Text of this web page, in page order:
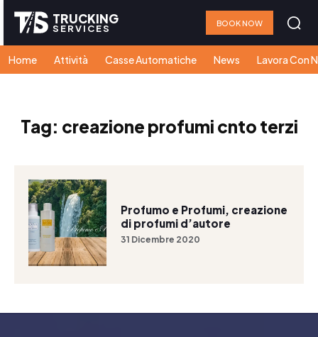
TRUCKING
SERVICES BOOK NOW
Home Attività Casse Automatiche News Lavora Con
Tag: creazione profumi cnto terzi
Profumo e Profumi, creazione
di profumi d’autore
31 Dicembre 2020